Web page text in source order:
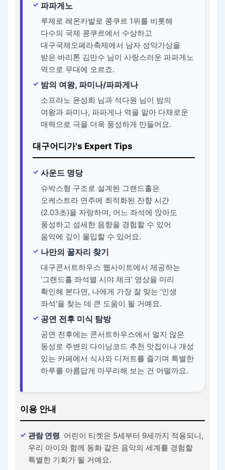
파파게노
루제로 레온카발로 콩쿠르 1위를 비롯해
다수의 국제 콩쿠르에서 수상하고
대구국제오페라축제에서 남자 성악가상을
받은 바리톤 김만수 님이 사랑스러운 파파게노
역으로 무대에 오르죠.
밤의 여왕, 파미나/파파게나
소프라노 윤성희 님과 석다원 님이 밤의
여왕과 파미나, 파파게나 역을 맡아 다채로운
매력으로 극을 더욱 풍성하게 만들어요.
대구어디가's Expert Tips
사운드 명당
슈박스형 구조로 설계된 그랜드홀은
오케스트라 연주에 최적화된 잔향 시간
(2.03초)을 자랑하며, 어느 좌석에 앉아도
풍성하고 섬세한 음향을 경험할 수 있어
음악에 깊이 몰입할 수 있어요.
나만의 꿀자리 찾기
대구콘서트하우스 웹사이트에서 제공하는
'그랜드홀 좌석별 시야 체크' 영상을 미리
확인해 본다면, 나에게 가장 잘 맞는 '인생
좌석'을 찾는 데 큰 도움이 될 거예요.
공연 전후 미식 탐방
공연 전후에는 콘서트하우스에서 멀지 않은
동성로 주변의 다이닝코드 추천 맛집이나 개성
있는 카페에서 식사와 디저트를 즐기며 특별한
하루를 아름답게 마무리해 보는 건 어떨까요.
이용 안내
관람 연령 어린이 티켓은 5세부터 9세까지 적용되니,
우리 아이와 함께 동화 같은 음악의 세계를 경험할
특별한 기회가 될 거예요.